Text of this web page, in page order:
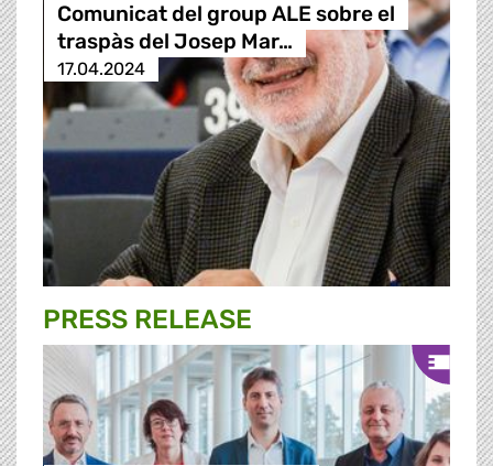
Comunicat del group ALE sobre el
traspàs del Josep Mar…
17.04.2024
PRESS RELEASE